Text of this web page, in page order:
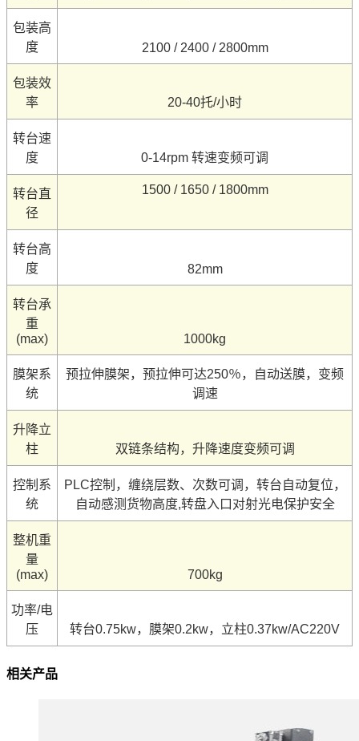
包装高
度
2100 / 2400 / 2800mm
包装效
率
20-40托/小时
转台速
度
0-14rpm 转速变频可调
转台直
径
1500 / 1650 / 1800mm
转台高
度
82mm
转台承
重
(max)
1000kg
膜架系
统
预拉伸膜架，预拉伸可达250％，自动送膜，变频
调速
升降立
柱
双链条结构，升降速度变频可调
控制系
统
PLC控制，缠绕层数、次数可调，转台自动复位，
自动感测货物高度,转盘入口对射光电保护安全
整机重
量
(max)
700kg
功率/电
压
转台0.75kw，膜架0.2kw，立柱0.37kw/AC220V
相关产品